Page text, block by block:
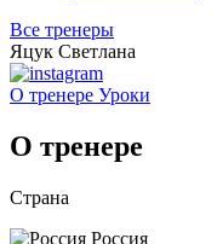
Все тренеры
Яцук Светлана
О тренере Уроки
О тренере
Страна
Россия